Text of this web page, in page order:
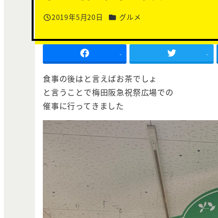
投稿日
2019年5月20日 カテゴリー
グルメ
- -
食事の後はと言えばお茶でしょ
と言うことで梅田阪急祝祭広場での
催事に行ってきました